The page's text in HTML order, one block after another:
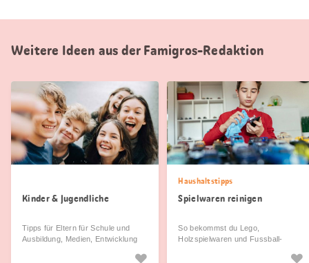
Weitere Ideen aus der Famigros-Redaktion
Kinder & Jugendliche
Tipps für Eltern für Schule und
Ausbildung, Medien, Entwicklung
Haushaltstipps
Spielwaren reinigen
So bekommst du Lego,
Holzspielwaren und Fussball-